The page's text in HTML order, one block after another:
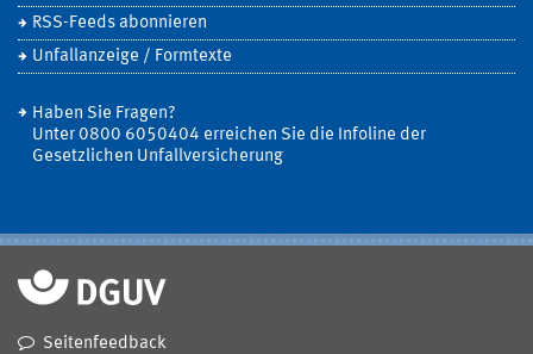
RSS-Feeds abonnieren
Unfallanzeige / Formtexte
Haben Sie Fragen?
Unter 0800 6050404 erreichen Sie die Infoline der
Gesetzlichen Unfallversicherung
Seitenfeedback